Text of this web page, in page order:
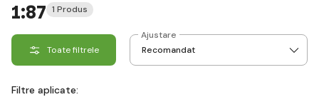
1:87 1 Produs
Toate filtrele
Ajustare
Filtre aplicate: